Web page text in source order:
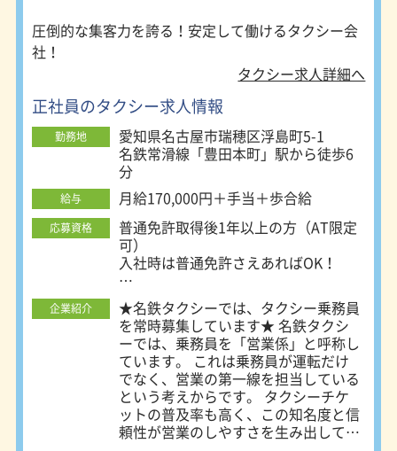
圧倒的な集客力を誇る！安定して働けるタクシー会
社！
タクシー求人詳細へ
正社員のタクシー求人情報
勤務地
愛知県名古屋市瑞穂区浮島町5-1
名鉄常滑線「豊田本町」駅から徒歩6
分
給与 月給170,000円＋手当＋歩合給
応募資格
普通免許取得後1年以上の方（AT限定
可）
入社時は普通免許さえあればOK！
■未経験者積極採用中！
■性別・学歴一切不問
☆未経験でも稼いでいきたい方
☆歩合制でも安定した収入を得たい方
上記のような方も大歓迎です！
～こんな人が向いています～
・接客が好きな人
企業紹介
★名鉄タクシーでは、タクシー乗務員
を常時募集しています★ 名鉄タクシ
ーでは、乗務員を「営業係」と呼称し
ています。 これは乗務員が運転だけ
でなく、営業の第一線を担当している
という考えからです。 タクシーチケ
ットの普及率も高く、この知名度と信
頼性が営業のしやすさを生み出してい